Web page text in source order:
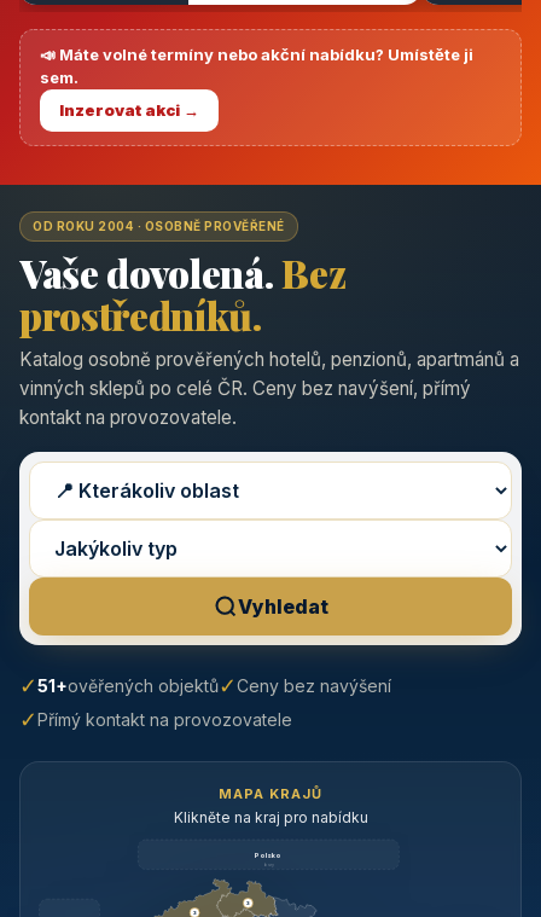
📣 Máte volné termíny nebo akční nabídku? Umístěte ji
sem.
Inzerovat akci →
OD ROKU 2004 · OSOBNĚ PROVĚŘENÉ
Vaše dovolená.Bez
prostředníků.
Katalog osobně prověřených hotelů, penzionů, apartmánů a
vinných sklepů po celé ČR. Ceny bez navýšení, přímý
kontakt na provozovatele.
Vyhledat
✓51+ověřených objektů✓Ceny bez navýšení
✓Přímý kontakt na provozovatele
MAPA KRAJŮ
Klikněte na kraj pro nabídku
Polsko
brzy
3
3